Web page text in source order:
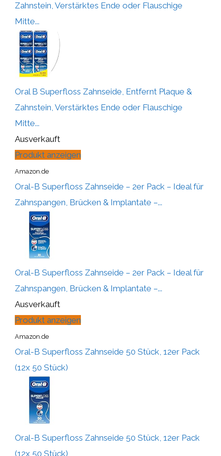
Zahnstein, Verstärktes Ende oder Flauschige
Mitte...
Oral B Superfloss Zahnseide, Entfernt Plaque &
Zahnstein, Verstärktes Ende oder Flauschige
Mitte...
Ausverkauft
Produkt anzeigen
Amazon.de
Oral-B Superfloss Zahnseide – 2er Pack – Ideal für
Zahnspangen, Brücken & Implantate –...
Oral-B Superfloss Zahnseide – 2er Pack – Ideal für
Zahnspangen, Brücken & Implantate –...
Ausverkauft
Produkt anzeigen
Amazon.de
Oral-B Superfloss Zahnseide 50 Stück, 12er Pack
(12x 50 Stück)
Oral-B Superfloss Zahnseide 50 Stück, 12er Pack
(12x 50 Stück)